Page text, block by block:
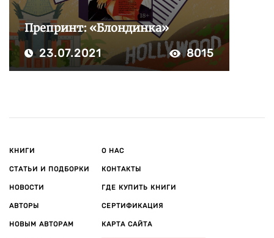
Препринт: «Блондинка»
23.07.2021 8015
КНИГИ
СТАТЬИ И ПОДБОРКИ
НОВОСТИ
АВТОРЫ
НОВЫМ АВТОРАМ
О НАС
КОНТАКТЫ
ГДЕ КУПИТЬ КНИГИ
СЕРТИФИКАЦИЯ
КАРТА САЙТА